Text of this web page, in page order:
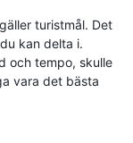
turistmål. Det
kan delta i.
och tempo, skulle
vara det bästa